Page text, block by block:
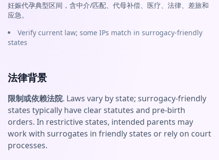
妊娠代孕典型区间，含中介/匹配、代母补偿、医疗、法律、差旅和
应急。
Verify current law; some IPs match in surrogacy-friendly
states
法律背景
限制或依赖法院. Laws vary by state; surrogacy-friendly
states typically have clear statutes and pre-birth
orders. In restrictive states, intended parents may
work with surrogates in friendly states or rely on court
processes.